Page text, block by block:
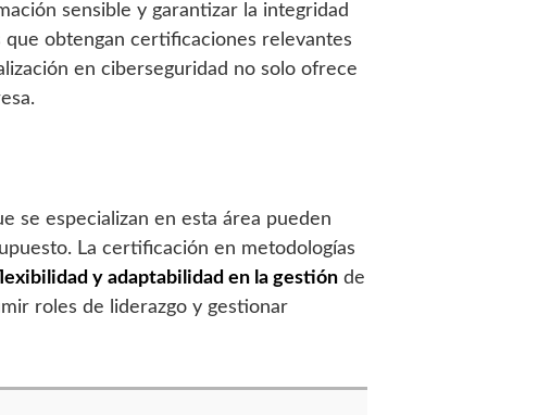
sensible y garantizar la integridad
que obtengan certificaciones relevantes
en ciberseguridad no solo ofrece
se especializan en esta área pueden
La certificación en metodologías
y adaptabilidad en la gestión de
roles de liderazgo y gestionar